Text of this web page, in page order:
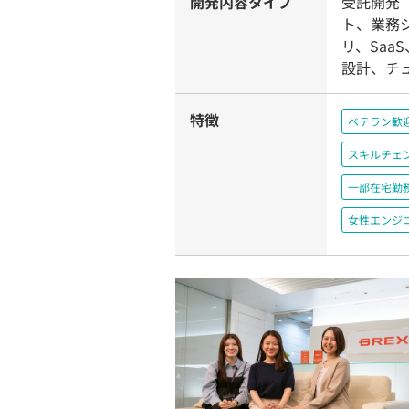
ト、業
リ、
設計、チ
特徴 ベテラン歓
スキルチェ
一部在宅勤
女性エンジ